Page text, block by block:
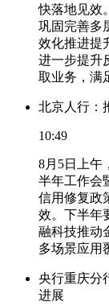
快落地见效
巩固完善多
效化推进提
进一步提升
取业务，满
北京人行：
10:49
8月5日上午
半年工作会
信用修复政
效。下半年
融科技推动
多场景应用
央行重庆分
进展